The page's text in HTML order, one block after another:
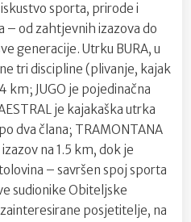
sporta, prirode i
– od zahtjevnih izazova do
generacije. Utrku BURA, u
tri discipline (plivanje, kajak
km; JUGO je pojedinačna
je kajakaška utrka
dva člana; TRAMONTANA
na 1.5 km, dok je
– savršen spoj sporta
sudionike Obiteljske
posjetitelje, na